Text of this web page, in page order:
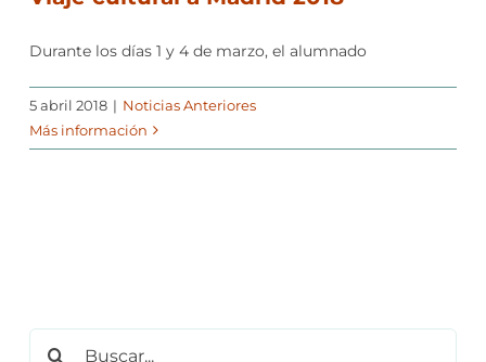
Durante los días 1 y 4 de marzo, el alumnado
5 abril 2018 | Noticias Anteriores
Más información